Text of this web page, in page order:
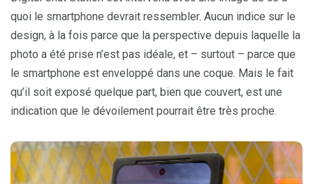
quoi le smartphone devrait ressembler. Aucun indice sur le
design, à la fois parce que la perspective depuis laquelle la
photo a été prise n’est pas idéale, et – surtout – parce que
le smartphone est enveloppé dans une coque. Mais le fait
qu’il soit exposé quelque part, bien que couvert, est une
indication que le dévoilement pourrait être très proche.